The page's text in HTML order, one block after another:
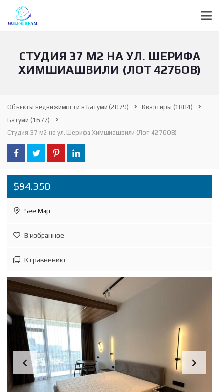
СТУДИЯ 37 М2 НА УЛ. ШЕРИФА
ХИМШИАШВИЛИ (ЛОТ 4276ОВ)
Объекты недвижимости в Батуми (2079) Квартиры (1804)
Батуми (1677)
Студия 37 м2 на ул. Шерифа Химшиашвили (Лот 4276ОВ)
$94.350
See Map
В избранное
К сравнению